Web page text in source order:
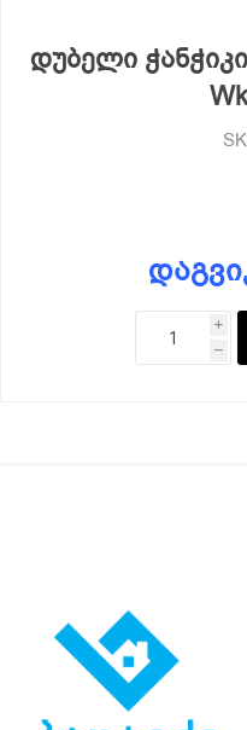
დუბელი
i
h